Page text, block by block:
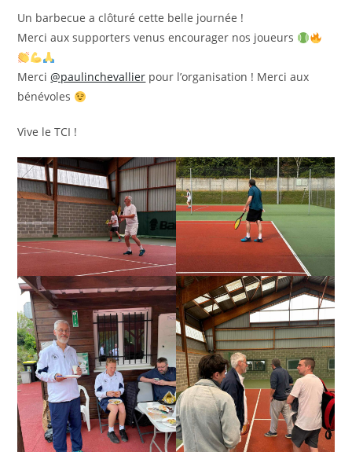
Un barbecue a clôturé cette belle journée !
Merci aux supporters venus encourager nos joueurs
Merci@paulinchevallier pour l’organisation ! Merci aux
bénévoles
Vive le TCI !